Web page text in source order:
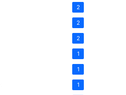
2
2
2
1
1
1